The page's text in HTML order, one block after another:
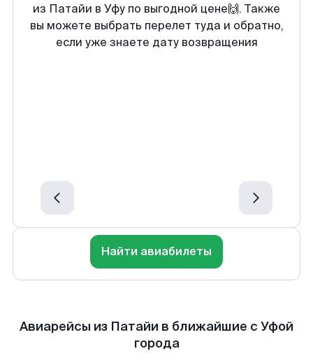
из Патайи в Уфу по выгодной цене🙌. Также
вы можете выбрать перелет туда и обратно,
если уже знаете дату возвращения
Найти авиабилеты
Авиарейсы из Патайи в ближайшие с Уфой
города